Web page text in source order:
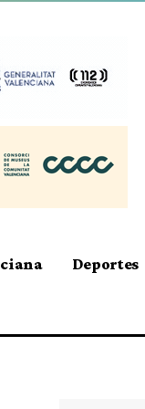
Deportes